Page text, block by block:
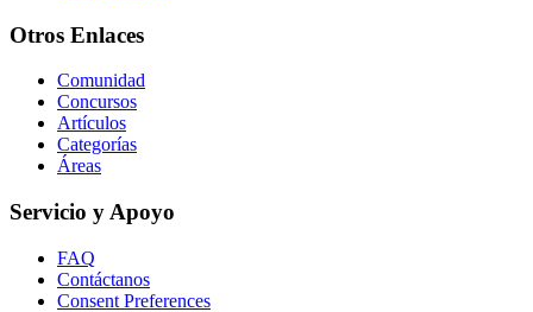
Otros Enlaces
Comunidad
Concursos
Artículos
Categorías
Áreas
Servicio y Apoyo
FAQ
Contáctanos
Consent Preferences